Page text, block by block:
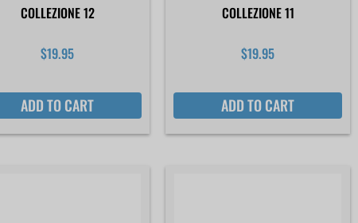
COLLEZIONE 12
$19.95
ADD TO CART
COLLEZIONE 11
$19.95
ADD TO CART